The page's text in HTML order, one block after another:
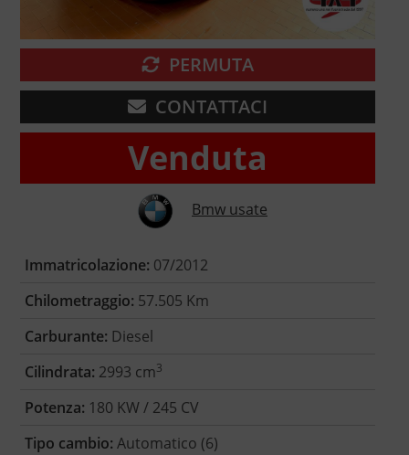
PERMUTA
CONTATTACI
Venduta
Bmw usate
Immatricolazione: 07/2012
Chilometraggio: 57.505 Km
Carburante: Diesel
Cilindrata: 2993 cm3
Potenza: 180 KW / 245 CV
Tipo cambio: Automatico (6)